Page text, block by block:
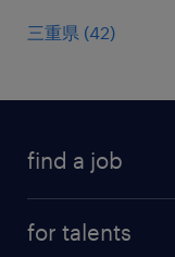
三重県 (42)
find a job
for talents